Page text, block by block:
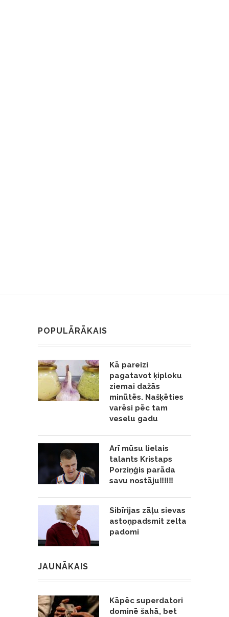
POPULĀRĀKAIS
Kā pareizi
pagatavot ķiploku
ziemai dažās
minūtēs. Našķēties
varēsi pēc tam
veselu gadu
Arī mūsu lielais
talants Kristaps
Porziņģis parāda
savu nostāju‼️‼️‼️
Sibīrijas zāļu sievas
astoņpadsmit zelta
padomi
JAUNĀKAIS
Kāpēc superdatori
dominē šahā, bet